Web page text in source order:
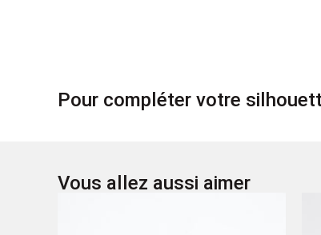
Pour compléter votre
Vous allez aussi aimer